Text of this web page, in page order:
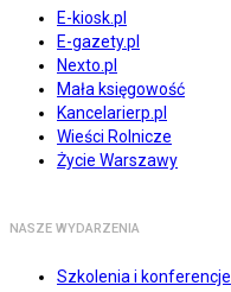
E-kiosk.pl
E-gazety.pl
Nexto.pl
Mała księgowość
Kancelarierp.pl
Wieści Rolnicze
Życie Warszawy
NASZE WYDARZENIA
Szkolenia i konferencje